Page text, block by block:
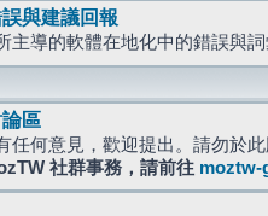
與建議回報
主導的軟體在地化中的錯誤與
區
任何意見，歡迎提出。請勿於
社群事務，請前往 moztw-